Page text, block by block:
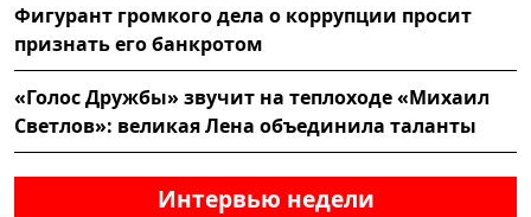
Фигурант громкого дела о коррупции просит
признать его банкротом
«Голос Дружбы» звучит на теплоходе «Михаил
Светлов»: великая Лена объединила таланты
Интервью недели